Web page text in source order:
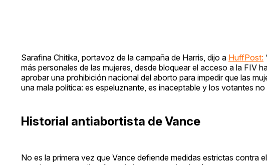
Sarafina Chitika, portavoz de la campaña de Harris, dijo a HuffPost:
más personales de las mujeres, desde bloquear el acceso a la FIV
aprobar una prohibición nacional del aborto para impedir que las
una mala política: es espeluznante, es inaceptable y los votantes no
Historial antiabortista de Vance
No es la primera vez que Vance defiende medidas estrictas